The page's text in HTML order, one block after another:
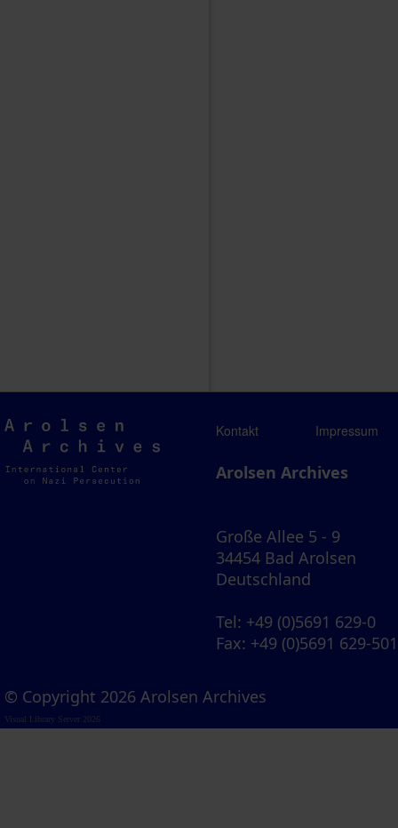
Arolsen
Archives
Kontakt Impressum
Arolsen Archives
Große Allee 5 - 9
34454 Bad Arolsen
Deutschland
Tel: +49 (0)5691 629-0
Fax: +49 (0)5691 629-501
© Copyright 2026 Arolsen Archives
Visual Library Server 2026